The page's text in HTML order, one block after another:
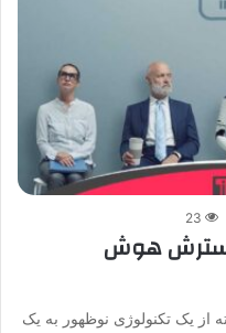
23
هوش
یک تکنولوژی نوظهور به یک